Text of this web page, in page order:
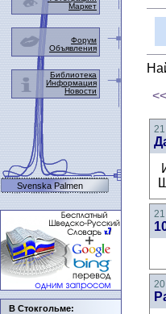
Маркет
Форум
Объявления
Библиотека
Информация
Новости
Svenska Palmen
В Стокгольме: